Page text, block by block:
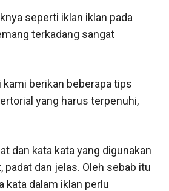
seperti iklan iklan pada
terkadang sangat
berikan beberapa tips
yang harus terpenuhi,
dan kata kata yang digunakan
padat dan jelas. Oleh sebab itu
kata dalam iklan perlu